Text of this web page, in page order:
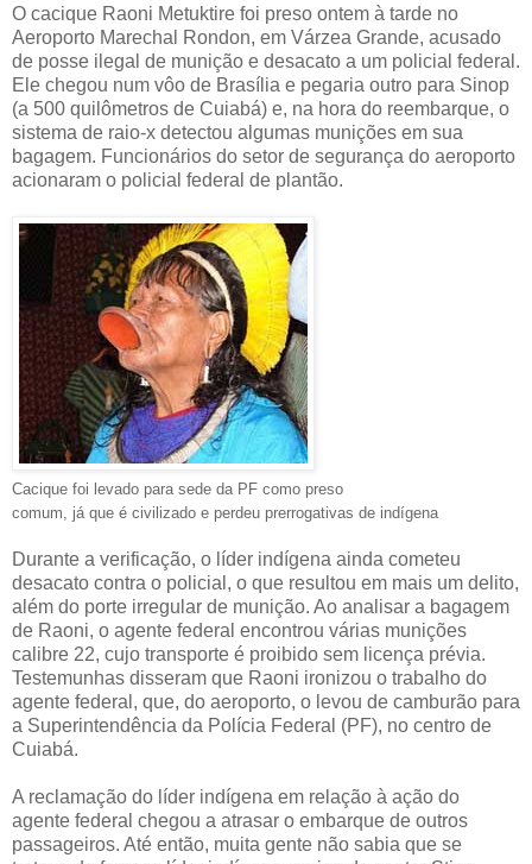
O cacique Raoni Metuktire foi preso ontem à tarde no
Aeroporto Marechal Rondon, em Várzea Grande, acusado
de posse ilegal de munição e desacato a um policial federal.
Ele chegou num vôo de Brasília e pegaria outro para Sinop
(a 500 quilômetros de Cuiabá) e, na hora do reembarque, o
sistema de raio-x detectou algumas munições em sua
bagagem. Funcionários do setor de segurança do aeroporto
acionaram o policial federal de plantão.
Cacique foi levado para sede da PF como preso
comum, já que é civilizado e perdeu prerrogativas de indígena
Durante a verificação, o líder indígena ainda cometeu
desacato contra o policial, o que resultou em mais um delito,
além do porte irregular de munição. Ao analisar a bagagem
de Raoni, o agente federal encontrou várias munições
calibre 22, cujo transporte é proibido sem licença prévia.
Testemunhas disseram que Raoni ironizou o trabalho do
agente federal, que, do aeroporto, o levou de camburão para
a Superintendência da Polícia Federal (PF), no centro de
Cuiabá.
A reclamação do líder indígena em relação à ação do
agente federal chegou a atrasar o embarque de outros
passageiros. Até então, muita gente não sabia que se